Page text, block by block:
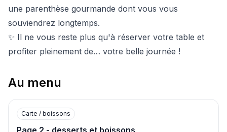
une parenthèse gourmande dont vous vous
souviendrez longtemps.
✨ Il ne vous reste plus qu'à réserver votre table et
profiter pleinement de… votre belle journée !
Au menu
Carte / boissons
Page 2 - desserts et boissons